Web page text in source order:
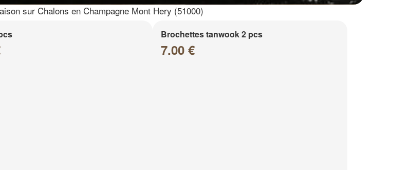
sur Chalons en Champagne Mont Hery (51000)
Brochettes tanwook 2 pcs
7.00 €